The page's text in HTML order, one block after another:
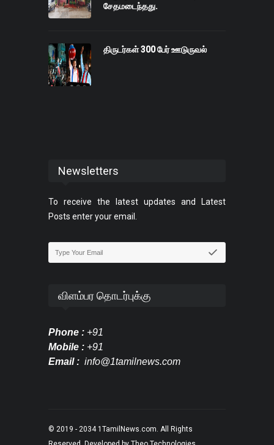
சேதமடைந்தது.
திருடர்கள் 300 பேர் ஊடுருவல்
Newsletters
To receive the latest updates and Latest
Posts enter your email.
விளம்பர தொடர்புக்கு
Phone : +91
Mobile : +91
Email : info@1tamilnews.com
© 2019 - 2034 1TamilNews.com . All Rights